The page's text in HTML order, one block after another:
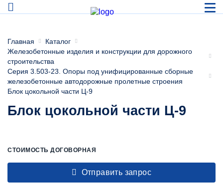
Главная
Каталог
Железобетонные изделия и конструкции для дорожного
строительства
Серия 3.503-23. Опоры под унифицированные сборные
железобетонные автодорожные пролетные строения
Блок цокольной части Ц-9
Блок цокольной части Ц-9
СТОИМОСТЬ ДОГОВОРНАЯ
Отправить запрос